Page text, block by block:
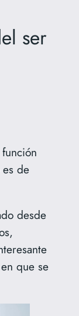
ser
de
desde
que se